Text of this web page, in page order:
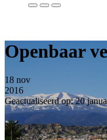
Openbaar
18 nov
2016
Geactualiseerd op: 20